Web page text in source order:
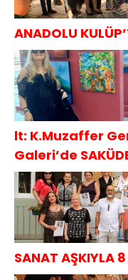
ANADOLU
lt: K.Muzaffer
Galeri’de
SANAT AŞKIYLA